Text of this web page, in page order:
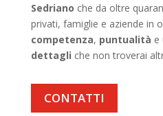
Sedriano che da oltre
privati, famiglie e aziende in
competenza, puntualità e
dettagli che non troverai
CONTATTI